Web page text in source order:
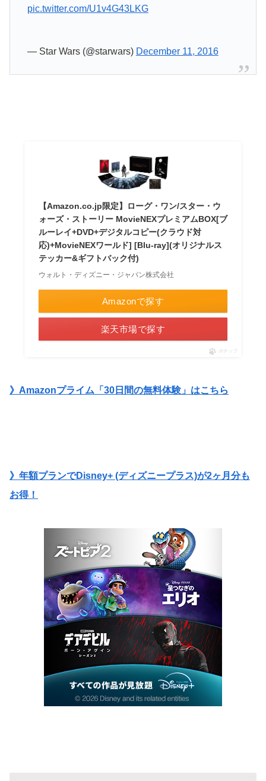
pic.twitter.com/U1v4G43LKG
— Star Wars (@starwars) December 11, 2016
【Amazon.co.jp限定】ローグ・ワン/スター・ウ
ォーズ・ストーリー MovieNEXプレミアムBOX[ブ
ルーレイ+DVD+デジタルコピー(クラウド対
応)+MovieNEXワールド] [Blu-ray](オリジナルス
テッカー&ギフトバック付)
ウォルト・ディズニー・ジャパン株式会社
Amazonで探す
楽天市場で探す
ポチップ
》Amazonプライム「30日間の無料体験」はこちら
》年額プランでDisney+ (ディズニープラス)が2ヶ月分も
お得！